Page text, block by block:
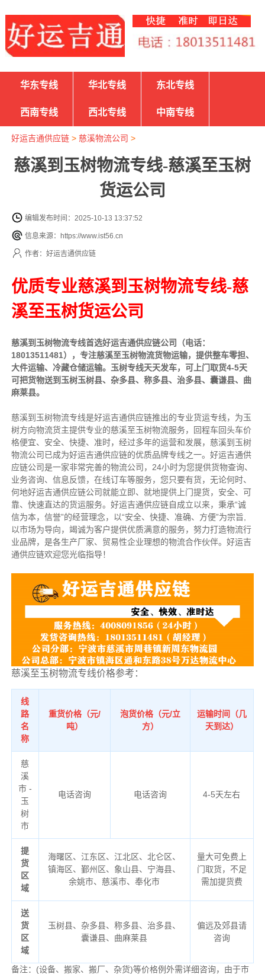
华东专线 华北专线 东北专线
西南专线 西北专线 中南专线
好运吉通供应链> 慈溪物流公司 >
慈溪到玉树物流专线-慈溪至玉树
货运公司
编辑发布时间：2025-10-13 13:37:52
信息来源：https://www.ist56.cn
作者：好运吉通供应链
优质专业慈溪到玉树物流专线-慈
溪至玉树货运公司
慈溪到 玉树物流专线首选好运吉通供应链公司（电话：
18013511481），专注慈溪至玉树物流货物运输，提供整车零担、
大件运输、冷藏仓储运输。 玉树专线天天发车，可上门取货4-5天
可把货物送到 玉树玉树县、杂多县、称多县、治多县、囊谦县、曲
麻莱县。
慈溪到玉树物流专线是好运吉通供应链推出的专业货运专线，为玉
树方向物流货主提供专业的慈溪至玉树物流服务，回程车回头车价
格便宜、安全、快捷、准时，经过多年的运营和发展，慈溪到玉树
物流公司已成为好运吉通供应链的优质品牌专线之一。好运吉通供
应链公司是一家非常完善的物流公司，24小时为您提供货物查询、
业务咨询、信息反馈，在线订车等服务，您只要有货，无论何时、
何地好运吉通供应链公司就能立即、就地提供上门提货，安全、可
靠、快速直达的货运服务。好运吉通供应链自成立以来，秉承“诚
信为本，信誉”的经营理念，以“安全、快捷、准确、方便”为宗旨,
以市场为导向，竭诚为客户提供优质满意的服务，努力打造物流行
业品牌，是各生产厂家、贸易性企业理想的物流合作伙伴。好运吉
通供应链欢迎您光临指导！
慈溪至玉树物流专线价格参考：
线
路
名
称
重货价格（元/
吨）
泡货价格（元/立
方）
运输时间（几
天到达）
慈
溪
市 -
玉
树
市
电话咨询 电话咨询 4-5天左右
提
货
区
域
海曙区、江东区、江北区、北仑区、
镇海区、鄞州区、象山县、宁海县、
余姚市、慈溪市、奉化市
量大可免费上
门取货，不足
需加提货费
送
货
区
域
玉树县、杂多县、称多县、治多县、
囊谦县、曲麻莱县
偏远及郊县请
咨询
备注：(设备、搬家、搬厂、杂货)等价格例外需详细咨询，由于市